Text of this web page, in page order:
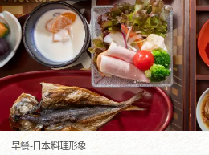
早餐-日本料理形象